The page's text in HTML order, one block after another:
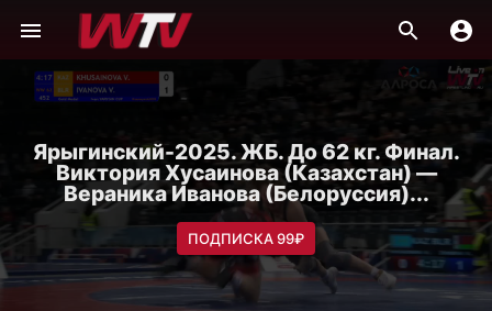
Ярыгинский-2025. ЖБ. До 62 кг. Финал.
Виктория Хусаинова (Казахстан) —
Вераника Иванова (Белоруссия)...
ПОДПИСКА 99₽